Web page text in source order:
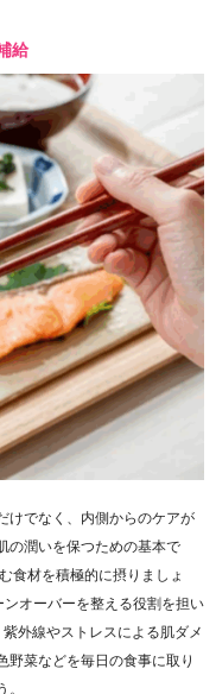
給
けでなく、内側からのケアが
の潤いを保つための基本で
食材を積極的に摂りましょ
オーバーを整える役割を担い
外線やストレスによる肌ダメ
野菜などを毎日の食事に取り